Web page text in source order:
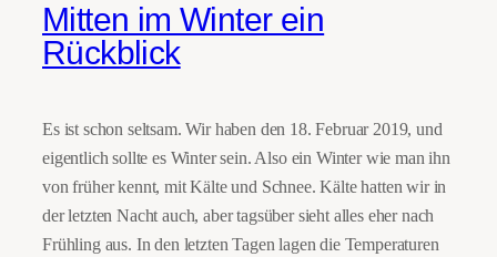
Mitten im Winter ein
Rückblick
Es ist schon seltsam. Wir haben den 18. Februar 2019, und
eigentlich sollte es Winter sein. Also ein Winter wie man ihn
von früher kennt, mit Kälte und Schnee. Kälte hatten wir in
der letzten Nacht auch, aber tagsüber sieht alles eher nach
Frühling aus. In den letzten Tagen lagen die Temperaturen